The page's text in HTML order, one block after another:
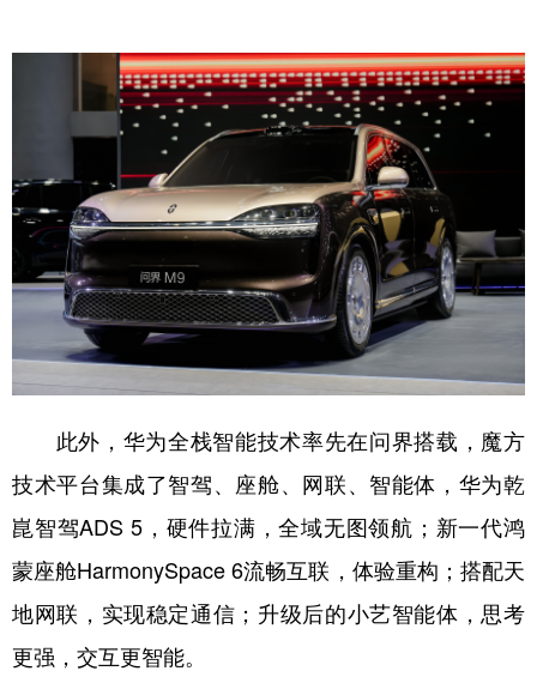
此外，华为全栈智能技术率先在问界搭载，魔方
技术平台集成了智驾、座舱、网联、智能体，华为乾
崑智驾ADS 5，硬件拉满，全域无图领航；新一代鸿
蒙座舱HarmonySpace 6流畅互联，体验重构；搭配天
地网联，实现稳定通信；升级后的小艺智能体，思考
更强，交互更智能。